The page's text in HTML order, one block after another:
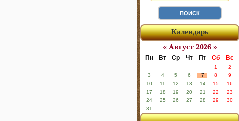
Календарь
« Август 2026 »
Пн Вт Ср Чт Пт Сб Вс
1
2
3
4 5 6 7 8
9
10
11 12 13 14 15
16
17
18 19 20 21 22
23
24
25 26 27 28 29
30
31